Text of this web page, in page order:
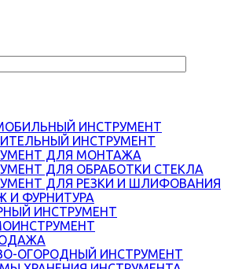
ИНСТРУМЕНТ
ИНСТРУМЕНТ
ДЛЯ МОНТАЖА
ДЛЯ ОБРАБОТКИ СТЕКЛА
ДЛЯ РЕЗКИ И ШЛИФОВАНИЯ
И ФУРНИТУРА
ИНСТРУМЕНТ
ОГОРОДНЫЙ ИНСТРУМЕНТ